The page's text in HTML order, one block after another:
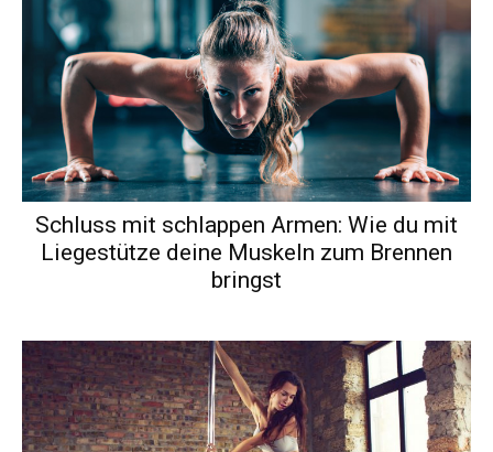
Schluss mit schlappen Armen: Wie du mit
Liegestütze deine Muskeln zum Brennen
bringst